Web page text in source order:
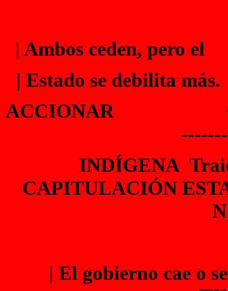
| Ambos ceden, pero
| Estado se debilita
ACCIONAR
INDÍGENA
CAPITULACIÓN
| El gobierno cae